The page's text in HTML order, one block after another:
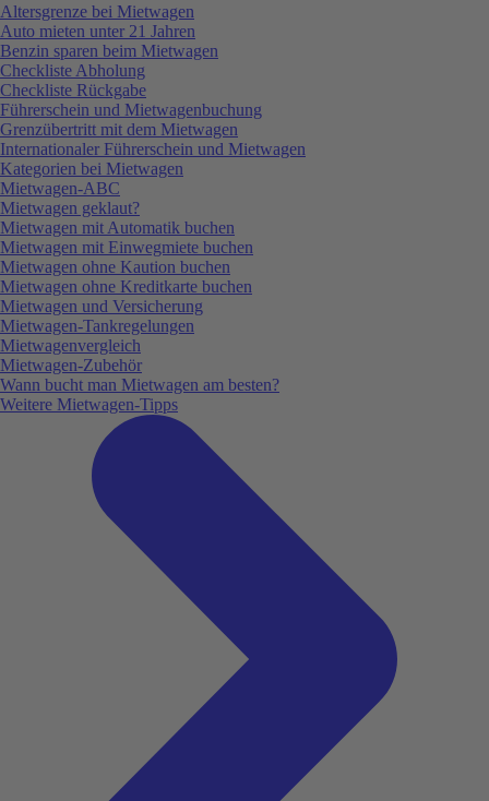
Altersgrenze bei Mietwagen
Auto mieten unter 21 Jahren
Benzin sparen beim Mietwagen
Checkliste Abholung
Checkliste Rückgabe
Führerschein und Mietwagenbuchung
Grenzübertritt mit dem Mietwagen
Internationaler Führerschein und Mietwagen
Kategorien bei Mietwagen
Mietwagen-ABC
Mietwagen geklaut?
Mietwagen mit Automatik buchen
Mietwagen mit Einwegmiete buchen
Mietwagen ohne Kaution buchen
Mietwagen ohne Kreditkarte buchen
Mietwagen und Versicherung
Mietwagen-Tankregelungen
Mietwagenvergleich
Mietwagen-Zubehör
Wann bucht man Mietwagen am besten?
Weitere Mietwagen-Tipps